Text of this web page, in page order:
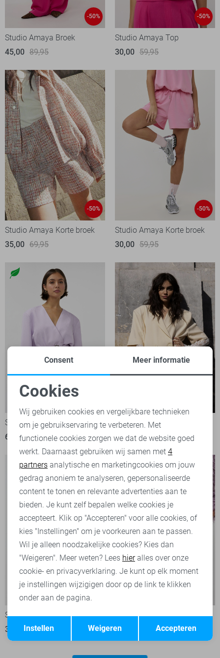
-50%
Studio Amaya Broek
45,00 89,95
-50%
Studio Amaya Top
30,00 59,95
-50%
Studio Amaya Korte broek
35,00 69,95
-50%
Studio Amaya Korte broek
30,00 59,95
Studio Amaya Jurk
60,00
119,95
Studio Amaya Blazer
54,95 109,95
Studio Amaya T-shirt
30,00 59,95
Studio Amaya Rok
40,00
79,95
Noodzakelijke cookies
Personalisatie cookies
Analytische cookies
Marketing cookies
Terug Opslaan
Consent Meer informatie
Cookies
Wij gebruiken cookies en vergelijkbare technieken
om je gebruikservaring te verbeteren. Met
functionele cookies zorgen we dat de website goed
werkt. Daarnaast gebruiken wij samen met 4
partners analytische en marketingcookies om jouw
gedrag anoniem te analyseren, gepersonaliseerde
content te tonen en relevante advertenties aan te
bieden. Je kunt zelf bepalen welke cookies je
accepteert. Klik op "Accepteren" voor alle cookies, of
kies "Instellingen" om je voorkeuren aan te passen.
Wil je alleen noodzakelijke cookies? Kies dan
"Weigeren". Meer weten? Lees hieralles over onze
cookie- en privacyverklaring. Je kunt op elk moment
je instellingen wijzigigen door op de link te klikken
onder aan de pagina.
Accepteren
Weigeren
Instellen